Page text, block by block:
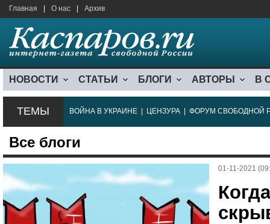
Главная О нас Архив
НОВОСТИ СТАТЬИ БЛОГИ АВТОРЫ В
ТЕМЫ ВОЙНА В УКРАИНЕ ЦЕНЗУРА ФОРУМ СВОБОДНОЙ
Все блоги
01-11-2021